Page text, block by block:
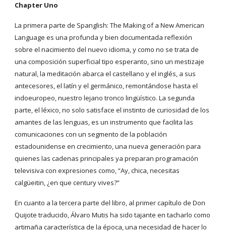
Chapter Uno
La primera parte de Spanglish: The Making of a New American
Language es una profunda y bien documentada reflexión
sobre el nacimiento del nuevo idioma, y como no se trata de
una composición superficial tipo esperanto, sino un mestizaje
natural, la meditación abarca el castellano y el inglés, a sus
antecesores, el latín y el germánico, remontándose hasta el
indoeuropeo, nuestro lejano tronco lingüístico. La segunda
parte, el léxico, no solo satisface el instinto de curiosidad de los
amantes de las lenguas, es un instrumento que facilita las
comunicaciones con un segmento de la población
estadounidense en crecimiento, una nueva generación para
quienes las cadenas principales ya preparan programación
televisiva con expresiones como, “Ay, chica, necesitas
calgüeitin, ¿en que century vives?”
En cuanto a la tercera parte del libro, al primer capítulo de Don
Quijote traducido, Álvaro Mutis ha sido tajante en tacharlo como
artimaña característica de la época, una necesidad de hacer lo